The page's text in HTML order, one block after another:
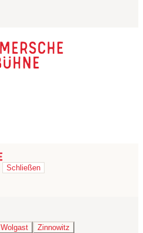
Schließen
Wolgast
Zinnowitz